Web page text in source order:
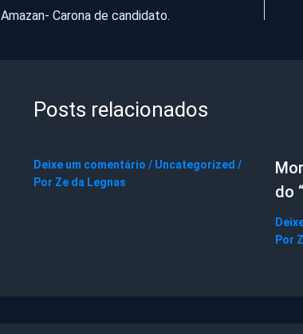
Amazan- Carona de candidato.
Posts relacionados
Deixe um comentário / Uncategorized /
Por Ze da Legnas
do
Por